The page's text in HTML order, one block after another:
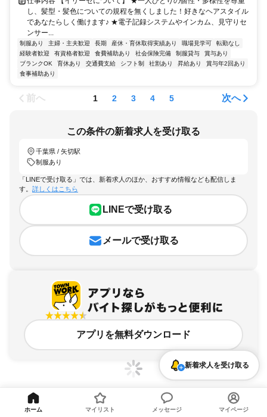
し、髪型・髪色についての規程を無くしました！好きなヘアスタイル
であなたらしく働けます♪ ★電子記録システムやインカム、見守りセ
ンサー...
制服あり 主婦・主夫歓迎 長期 産休・育休取得実績あり 職場見学可
転勤なし
経験者歓迎
有資格者歓迎 食費補助あり 社会保険完備 制服貸与
賞与あり
ブランクOK
育休あり 交通費支給 シフト制 社割あり 昇給あり
賞与年2回あり
食事補助あり
前へ 1 2 3 4 5 次へ
この条件の新着求人を受け取る
千葉県 / 矢切駅
制服あり
「LINEで受け取る」では、新着求人のほか、おすすめ情報なども配信しま
す。 詳しくはこちら
LINEで受け取る
メールで受け取る
アプリを無料ダウンロード
新着求人を受け取る
ホーム マイリスト メッセージ マイページ